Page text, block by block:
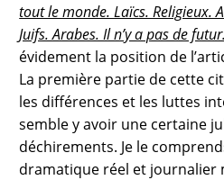
tout le monde. Laïcs. Religieux.
Juifs. Arabes. Il n’y a pas de
évidement la position de
La première partie de cette
les différences et les luttes
semble y avoir une certaine
déchirements. Je le
dramatique réel et journalier